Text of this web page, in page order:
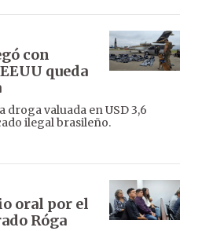
con
queda
droga valuada en USD 3,6
ilegal brasileño.
oral por el
Róga